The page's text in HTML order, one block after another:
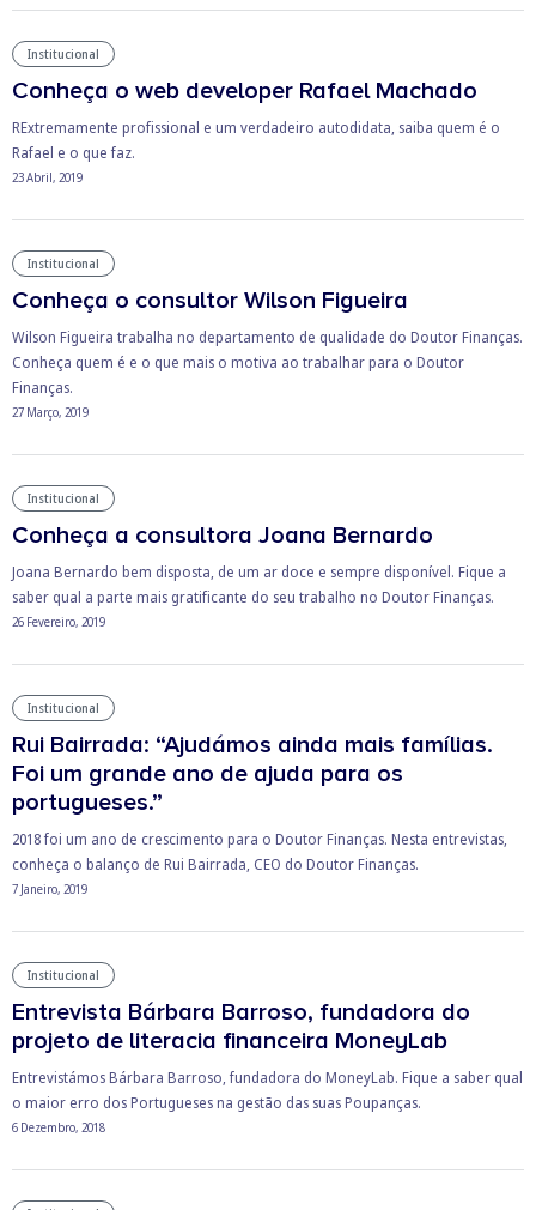
Institucional
Conheça o web developer Rafael Machado
RExtremamente profissional e um verdadeiro autodidata, saiba quem é o
Rafael e o que faz.
23 Abril, 2019
Institucional
Conheça o consultor Wilson Figueira
Wilson Figueira trabalha no departamento de qualidade do Doutor Finanças.
Conheça quem é e o que mais o motiva ao trabalhar para o Doutor
Finanças.
27 Março, 2019
Institucional
Conheça a consultora Joana Bernardo
Joana Bernardo bem disposta, de um ar doce e sempre disponível. Fique a
saber qual a parte mais gratificante do seu trabalho no Doutor Finanças.
26 Fevereiro, 2019
Institucional
Rui Bairrada: “Ajudámos ainda mais famílias.
Foi um grande ano de ajuda para os
portugueses.”
2018 foi um ano de crescimento para o Doutor Finanças. Nesta entrevistas,
conheça o balanço de Rui Bairrada, CEO do Doutor Finanças.
7 Janeiro, 2019
Institucional
Entrevista Bárbara Barroso, fundadora do
projeto de literacia financeira MoneyLab
Entrevistámos Bárbara Barroso, fundadora do MoneyLab. Fique a saber qual
o maior erro dos Portugueses na gestão das suas Poupanças.
6 Dezembro, 2018